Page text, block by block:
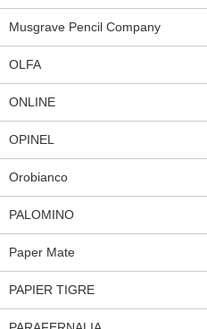
Musgrave Pencil Company
OLFA
ONLINE
OPINEL
Orobianco
PALOMINO
Paper Mate
PAPIER TIGRE